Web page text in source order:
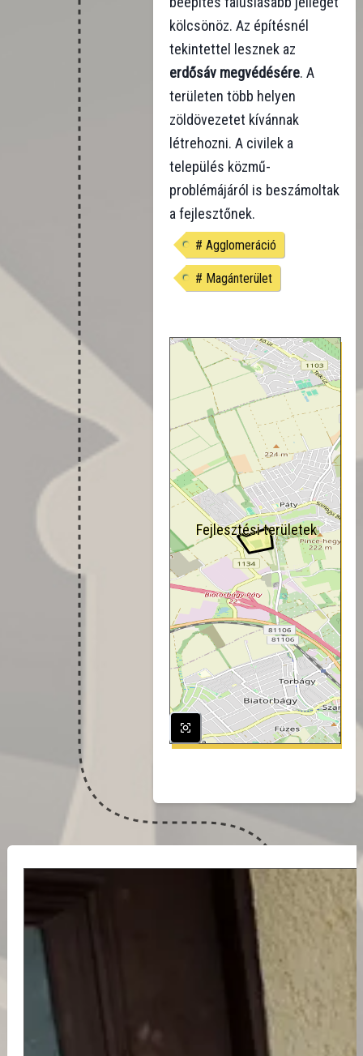
kölcsönöz. Az építésnél
tekintettel lesznek az
erdősáv megvédésére. A
területen több helyen
zöldövezetet kívánnak
létrehozni. A civilek a
település közmű-
problémájáról is beszámoltak
a fejlesztőnek.
# Agglomeráció
# Magánterület